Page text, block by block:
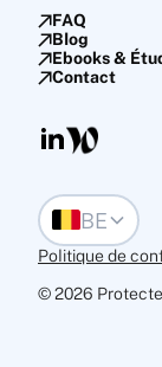
FAQ
Blog
Ebooks &
Contact
BE
© 2026
Politique de